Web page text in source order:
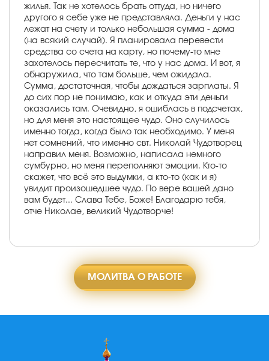
жилья. Так не хотелось брать оттуда, но ничего
другого я себе уже не представляла. Деньги у нас
лежат на счету и только небольшая сумма - дома
(на всякий случай). Я планировала перевести
средства со счета на карту, но почему-то мне
захотелось пересчитать те, что у нас дома. И вот, я
обнаружила, что там больше, чем ожидала.
Сумма, достаточная, чтобы дождаться зарплаты. Я
до сих пор не понимаю, как и откуда эти деньги
оказались там. Очевидно, я ошиблась в подсчетах,
но для меня это настоящее чудо. Оно случилось
именно тогда, когда было так необходимо. У меня
нет сомнений, что именно свт. Николай Чудотворец
направил меня. Возможно, написала немного
сумбурно, но меня переполняют эмоции. Кто-то
скажет, что всё это выдумки, а кто-то (как и я)
увидит произошедшее чудо. По вере вашей дано
вам будет... Слава Тебе, Боже! Благодарю тебя,
отче Николае, великий Чудотворче!
МОЛИТВА О РАБОТЕ